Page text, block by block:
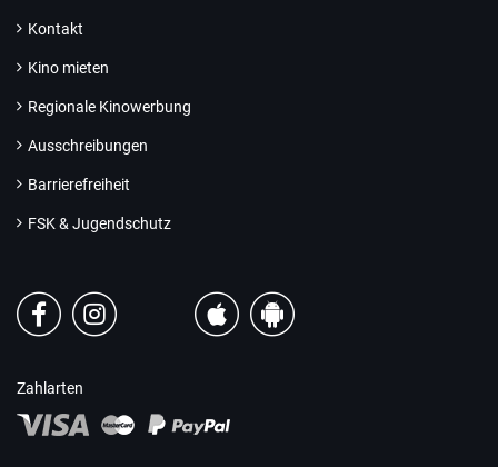
Kontakt
Kino mieten
Regionale Kinowerbung
Ausschreibungen
Barrierefreiheit
FSK & Jugendschutz
Zahlarten